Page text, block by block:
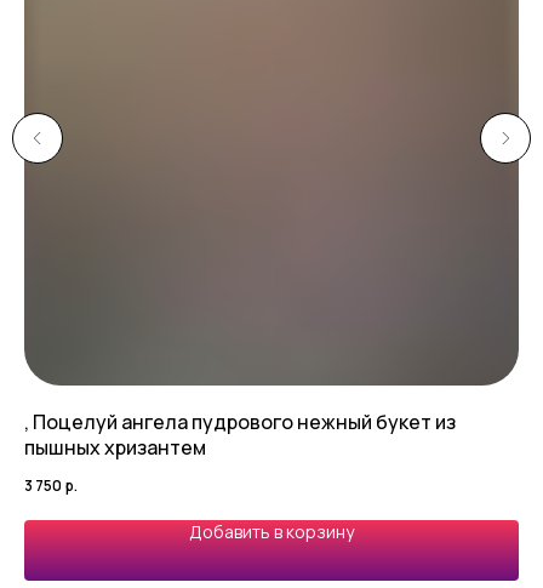
, Поцелуй ангела пудрового нежный букет из
пышных хризантем
3 750 р.
Добавить в корзину